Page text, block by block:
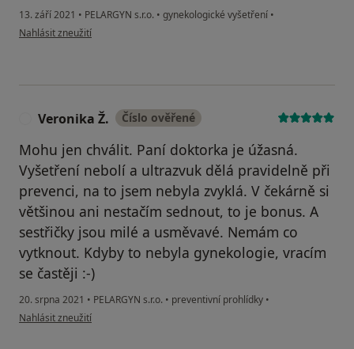
13. září 2021 • PELARGYN s.r.o. • gynekologické vyšetření •
podle názoru uživatele N. A.
Nahlásit zneužití
Veronika Ž. Číslo ověřené
Mohu jen chválit. Paní doktorka je úžasná.
Vyšetření nebolí a ultrazvuk dělá pravidelně při
prevenci, na to jsem nebyla zvyklá. V čekárně si
většinou ani nestačím sednout, to je bonus. A
sestřičky jsou milé a usměvavé. Nemám co
vytknout. Kdyby to nebyla gynekologie, vracím
se častěji :-)
20. srpna 2021 • PELARGYN s.r.o. • preventivní prohlídky •
podle názoru uživatele Veronika Ž.
Nahlásit zneužití